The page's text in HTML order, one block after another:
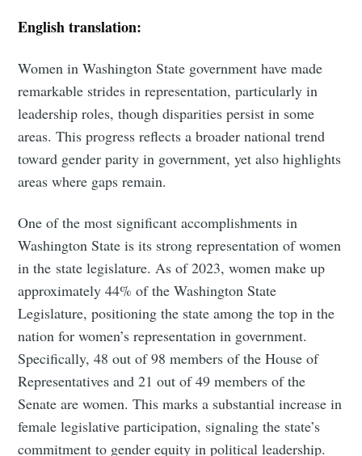
English translation:
Women in Washington State government have made
remarkable strides in representation, particularly in
leadership roles, though disparities persist in some
areas. This progress reflects a broader national trend
toward gender parity in government, yet also highlights
areas where gaps remain.
One of the most significant accomplishments in
Washington State is its strong representation of women
in the state legislature. As of 2023, women make up
approximately 44% of the Washington State
Legislature, positioning the state among the top in the
nation for women’s representation in government.
Specifically, 48 out of 98 members of the House of
Representatives and 21 out of 49 members of the
Senate are women​. This marks a substantial increase in
female legislative participation, signaling the state’s
commitment to gender equity in political leadership.